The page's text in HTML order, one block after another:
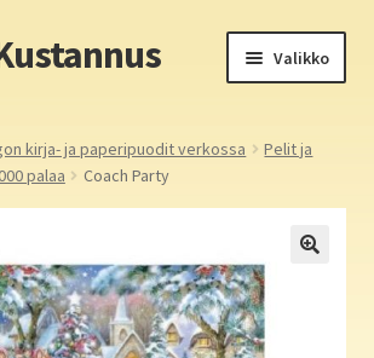
Valikko
kirja- ja paperipuodit verkossa
Pelit ja
palaa Coach Party